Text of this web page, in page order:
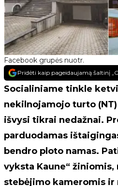
Facebook grupės nuotr.
Pridėti kaip pageidaujamą šaltinį
Socialiniame tinkle
nekilnojamojo turto
išvysi tikrai nedažnai.
parduodamas
bendro ploto namas.
vyksta Kaune“
stebėjimo kameromis ir